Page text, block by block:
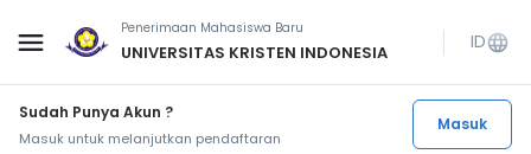
menu Penerimaan Mahasiswa Baru
UNIVERSITAS KRISTEN INDONESIA IDlanguage
Sudah Punya Akun ?
Masuk untuk melanjutkan pendaftaran
Masuk